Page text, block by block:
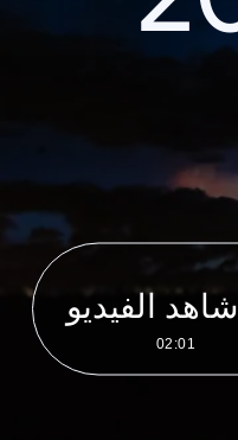
شاهد الفيديو
02:01